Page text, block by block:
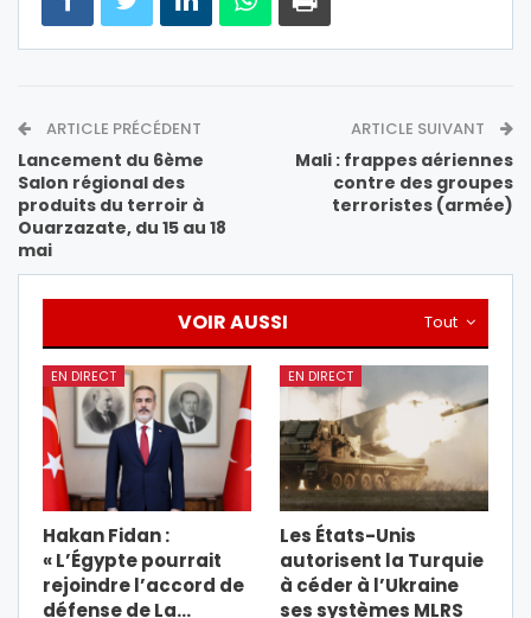
ARTICLE PRÉCÉDENT
Lancement du 6ème
Salon régional des
produits du terroir à
Ouarzazate, du 15 au 18
mai
ARTICLE SUIVANT
Mali : frappes aériennes
contre des groupes
terroristes (armée)
Tout
VOIR AUSSI
EN DIRECT
Hakan Fidan :
« L’Égypte pourrait
rejoindre l’accord de
défense de La…
EN DIRECT
Les États-Unis
autorisent la Turquie
à céder à l’Ukraine
ses systèmes MLRS